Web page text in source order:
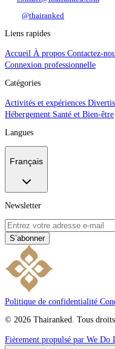
@thairanked
Liens rapides
Accueil À propos Contactez-
Connexion professionnelle
Catégories
Activités et expériences
Hébergement Santé et Bien-être
Langues
Français
Newsletter
S’abonner
Politique de confidentialité
© 2026 Thairanked. Tous droits
Fièrement propulsé par We Do